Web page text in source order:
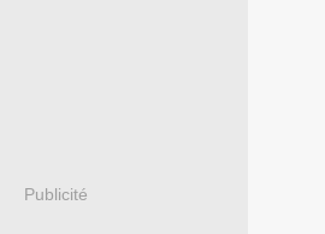
Publicité